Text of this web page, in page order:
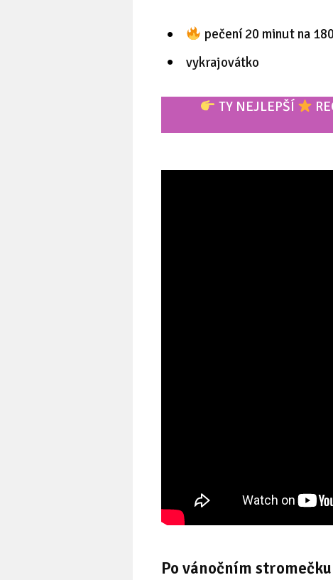
pečení 20 minut na
vykrajovátko
TY NEJLEPŠÍ
Po vánočním